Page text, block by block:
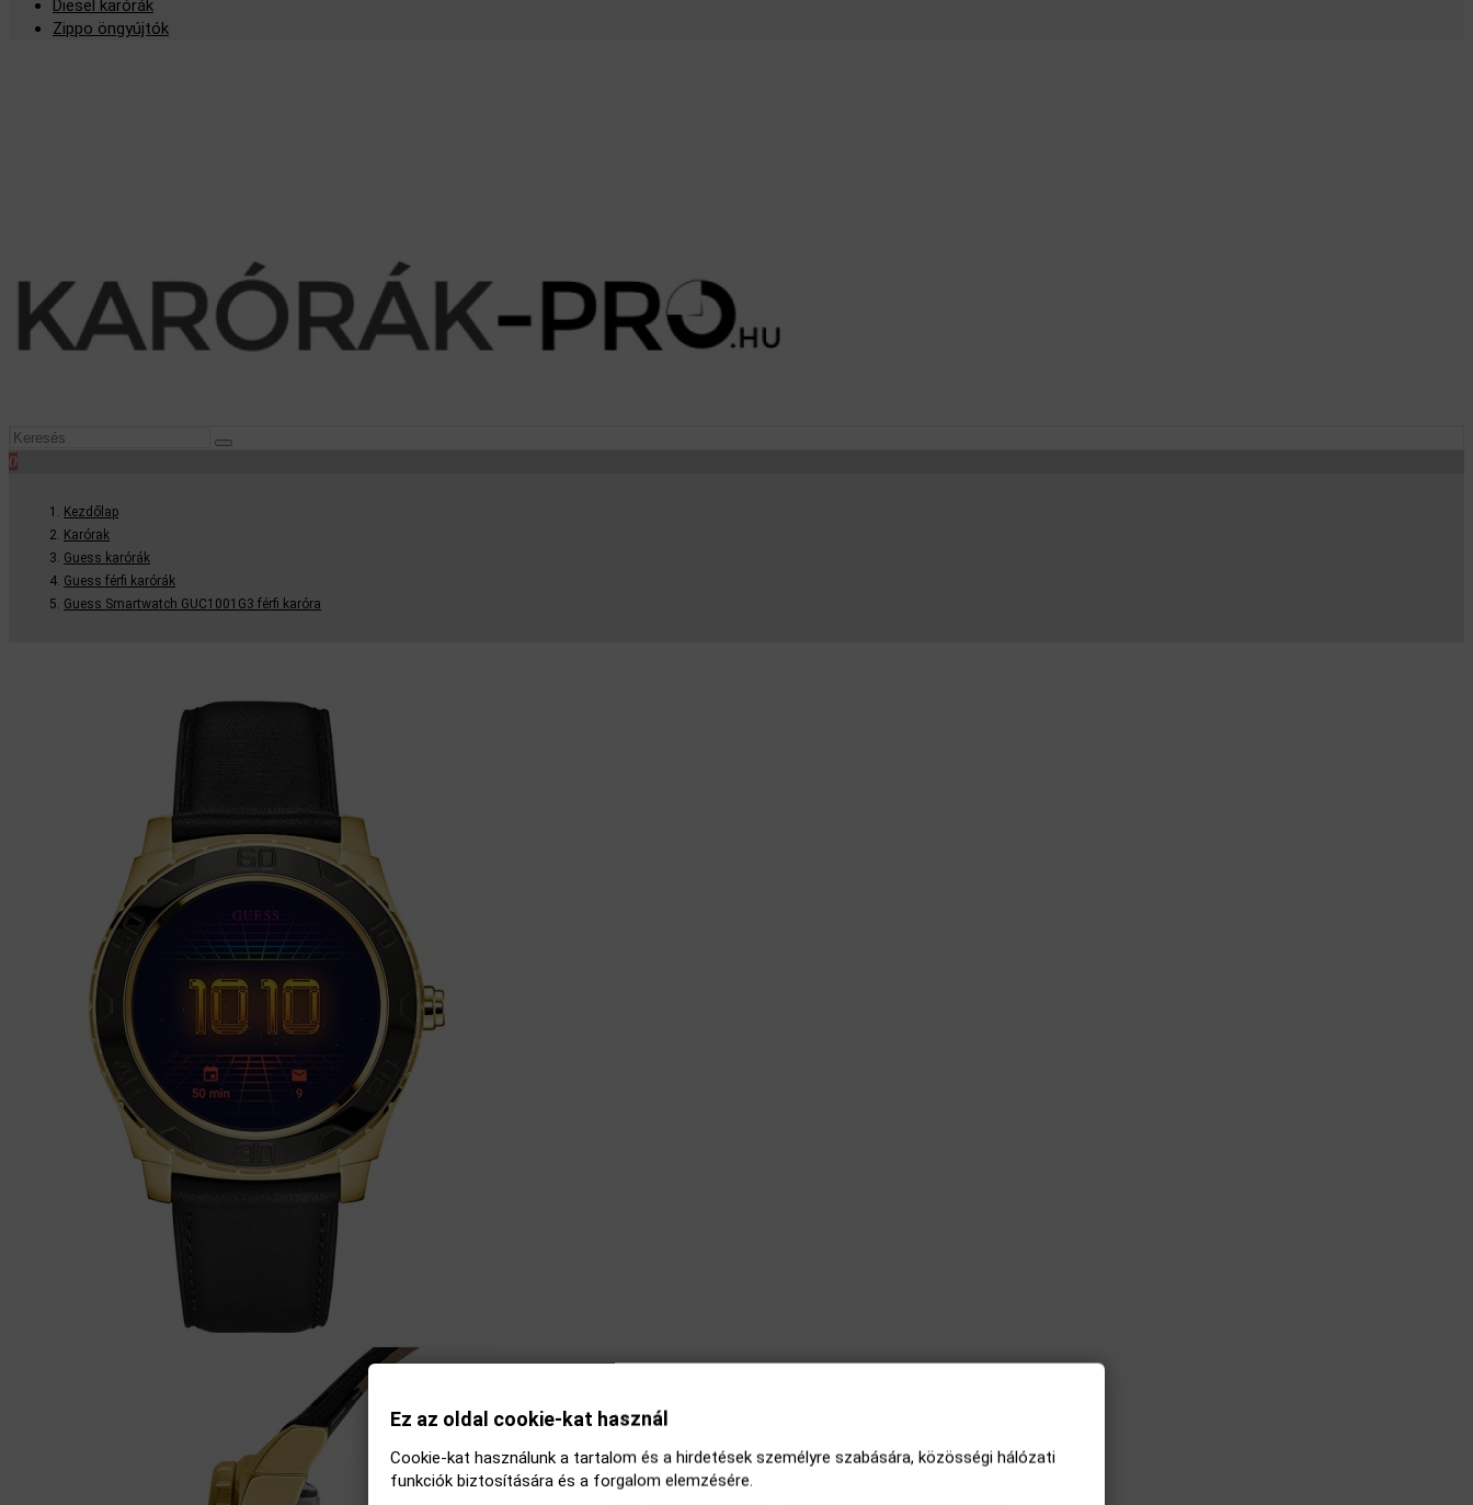
Diesel karórák
Zippo öngyújtók
0
Kezdőlap
Karórak
Guess karórák
Guess férfi karórák
Guess Smartwatch GUC1001G3 férfi karóra
Ez az oldal cookie-kat használ
Cookie-kat használunk a tartalom és a hirdetések személyre szabására, közösségi hálózati
funkciók biztosítására és a forgalom elemzésére.